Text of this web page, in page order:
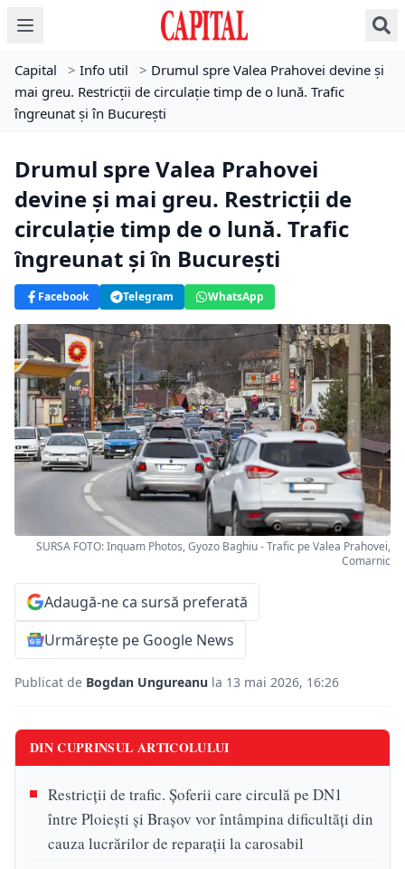
Capital > Info util > Drumul spre Valea Prahovei devine și
mai greu. Restricții de circulație timp de o lună. Trafic
îngreunat și în București
Drumul spre Valea Prahovei
devine și mai greu. Restricții de
circulație timp de o lună. Trafic
îngreunat și în București
Facebook Telegram WhatsApp
SURSA FOTO: Inquam Photos, Gyozo Baghiu - Trafic pe Valea Prahovei,
Comarnic
Adaugă-ne ca sursă preferată
Urmărește pe Google News
Publicat de Bogdan Ungureanu la 13 mai 2026, 16:26
DIN CUPRINSUL ARTICOLULUI
Restricții de trafic. Șoferii care circulă pe DN1
între Ploiești și Brașov vor întâmpina dificultăți din
cauza lucrărilor de reparații la carosabil